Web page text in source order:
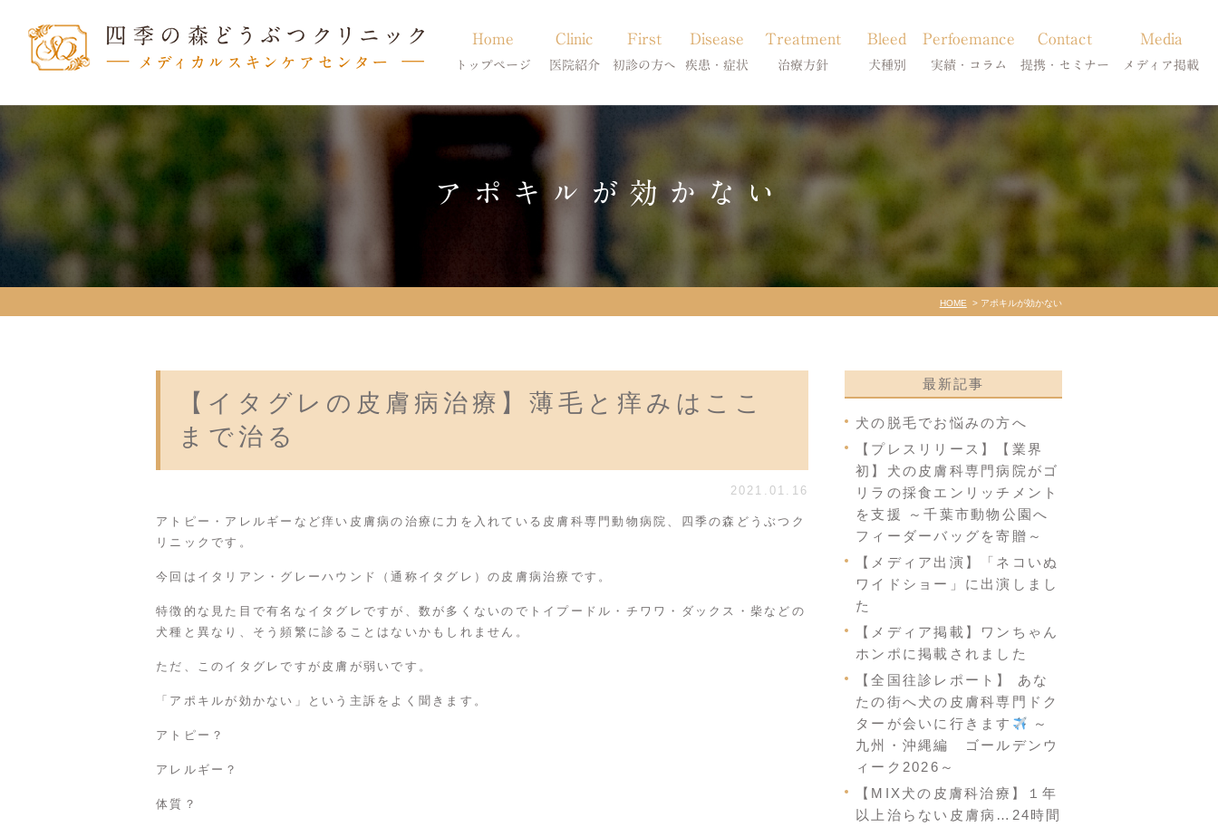
Home
トップページ
Clinic
医院紹介
当院のご紹介
獣医師紹介
First
初診の方へ
初診の方へ
Disease
疾患・症状
アトピー・アレルギー
膿皮症・脂漏症
脱毛症・アロペシアX
アポキルが効かない皮膚病
Treatment
治療方針
体質改善・食事療法
Bleed
犬種別
柴犬の皮膚病
シーズーの皮膚病
フレンチブルドッグの皮膚病
トイプードルの皮膚病
Perfoemance
実績・コラム
症状別
コラム「皮膚科のいろは」
Contact
提携・セミナー
診療提携・セミナー開催
Media
メディア掲載
アポキルが効かない
HOME アポキルが効かない
【イタグレの皮膚病治療】薄毛と痒みはここ
まで治る
2021.01.16
アトピー・アレルギーなど痒い皮膚病の治療に力を入れている皮膚科専門動物病院、四季の森どうぶつク
リニックです。
今回はイタリアン・グレーハウンド（通称イタグレ）の皮膚病治療です。
特徴的な見た目で有名なイタグレですが、数が多くないのでトイプードル・チワワ・ダックス・柴などの
犬種と異なり、そう頻繁に診ることはないかもしれません。
ただ、このイタグレですが皮膚が弱いです。
「アポキルが効かない」という主訴をよく聞きます。
アトピー？
アレルギー？
体質？
最新記事
犬の脱毛でお悩みの方へ
【プレスリリース】【業界
初】犬の皮膚科専門病院がゴ
リラの採食エンリッチメント
を支援 ～千葉市動物公園へ
フィーダーバッグを寄贈～
【メディア出演】「ネコいぬ
ワイドショー」に出演しまし
た
【メディア掲載】ワンちゃん
ホンポに掲載されました
【全国往診レポート】 あな
たの街へ犬の皮膚科専門ドク
ターが会いに行きます
～
九州・沖縄編 ゴールデンウ
ィーク2026～
【MIX犬の皮膚科治療】１年
以上治らない皮膚病…24時間